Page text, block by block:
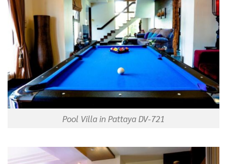
Pool Villa in Pattaya DV-721